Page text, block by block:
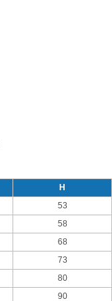
H
53
58
68
73
80
90